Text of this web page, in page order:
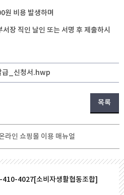
원 비용 발생하며
장 직인 날인 또는 서명 후 제출하시
급_신청서.hwp
목록
라인 쇼핑몰 이용 매뉴얼
410-4027[소비자생활협동조합]